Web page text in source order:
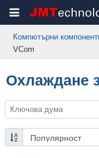
Компютърни
VCom
Охлаждане